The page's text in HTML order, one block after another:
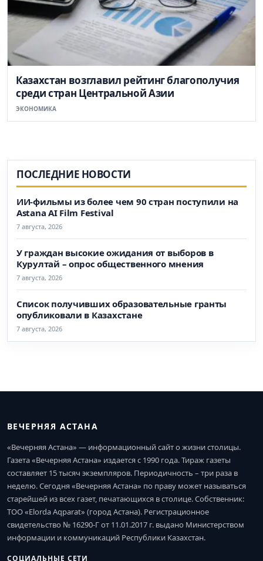
Казахстан возглавил рейтинг благополучия
среди стран Центральной Азии
ЭКОНОМИКА
ПОСЛЕДНИЕ НОВОСТИ
ИИ-фильмы из более чем 90 стран поступили на
Astana AI Film Festival
7 августа, 2026
У граждан высокие ожидания от выборов в
Курултай – опрос общественного мнения
7 августа, 2026
Список получивших образовательные гранты
опубликовали в Казахстане
7 августа, 2026
ВЕЧЕРНЯЯ АСТАНА
«Вечерняя Астана» — информационный сайт о жизни столицы.
Газета «Вечерняя Астана» издается с 1990 года. Тираж газеты
составляет 15 тысяч экземпляров. Периодичность – три раза в
неделю. Сегодня «Вечерняя Астана» по праву может называться
старейшей из всех газет, печатающихся в столице. Собственник:
ТОО «Elorda Aqparat» (город Астана). Регистрационное
свидетельство № 16290-Г от 11.01.2017 г. выдано Министерством
информации и коммуникаций Республики Казахстан.
СОЦИАЛЬНЫЕ СЕТИ